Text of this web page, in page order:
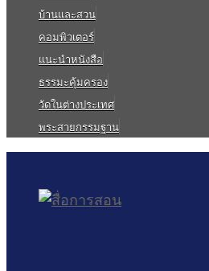
บ้านและสวน
คอมพิวเตอร์
แนะนำหนังสือ
ธรรมะคุ้มครอง
วัดในต่างประเทศ
พระสายกรรมฐาน